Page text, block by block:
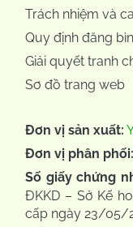
Trách nhiệm và
Quy định đăng
Giải quyết tranh
Sơ đồ trang web
Đơn vị sản xuất:
Đơn vị phân phối:
Số giấy chứng
ĐKKD – Sở Kế
cấp ngày 23/05/